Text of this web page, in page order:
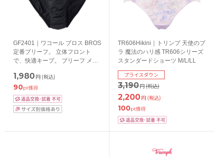
GF2401｜ワコール ブロス BROS
定番ブリーフ。 立体フロント
で、快適キープ。 ブリーフ メン
1,980円 (税込)
90pt獲得
TR606Hikini｜トリンプ 天使のブ
ラ 魔法のハリ感 TR606シリーズ
スタンダードショーツ M/L/LL
3,190円(税込)
プライスダウン
2,200円 (税込)
100pt獲得